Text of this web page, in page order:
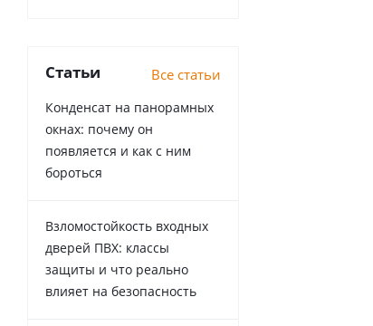
Статьи Все статьи
Конденсат на панорамных
окнах: почему он
появляется и как с ним
бороться
Взломостойкость входных
дверей ПВХ: классы
защиты и что реально
влияет на безопасность